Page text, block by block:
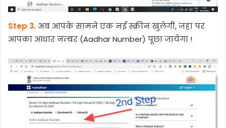
Step 3. अब आपके सामने एक नई स्क्रीन खुलेगी, जहा पर
आपका आधार नम्बर (Aadhar Number) पूछा जायेगा !